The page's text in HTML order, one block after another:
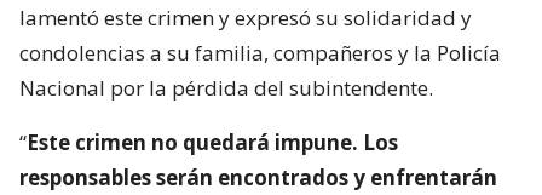
lamentó este crimen y expresó su solidaridad y
condolencias a su familia, compañeros y la Policía
Nacional por la pérdida del subintendente.
“Este crimen no quedará impune. Los
responsables serán encontrados y enfrentarán